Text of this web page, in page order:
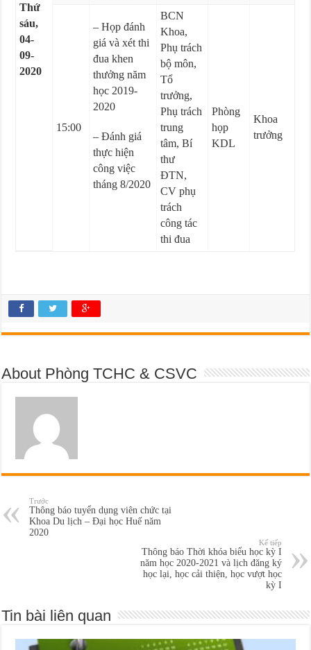
Thứ
sáu,
04-
09-
2020
15:00
– Họp đánh
giá và xét thi
đua khen
thưởng năm
học 2019-
2020
– Đánh giá
thực hiện
công việc
tháng 8/2020
BCN
Khoa,
Phụ trách
bộ môn,
Tổ
trưởng,
Phụ trách
trung
tâm, Bí
thư
ĐTN,
CV phụ
trách
công tác
thi đua
Phòng
họp
KDL
Khoa
trưởng
About Phòng TCHC & CSVC
Trước
Thông báo tuyển dụng viên chức tại
Khoa Du lịch – Đại học Huế năm
2020
Kế tiếp
Thông báo Thời khóa biểu học kỳ I
năm học 2020-2021 và lịch đăng ký
học lại, học cải thiện, học vượt học
kỳ I
Tin bài liên quan